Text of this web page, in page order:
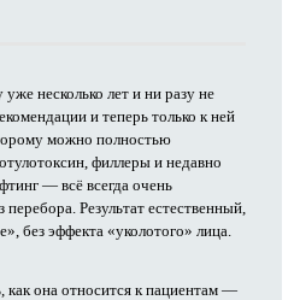
несколько лет и ни разу не
и теперь только к ней
можно полностью
филлеры и недавно
— всё всегда очень
перебора. Результат естественный,
без эффекта «уколотого» лица.
как она относится к пациентам —